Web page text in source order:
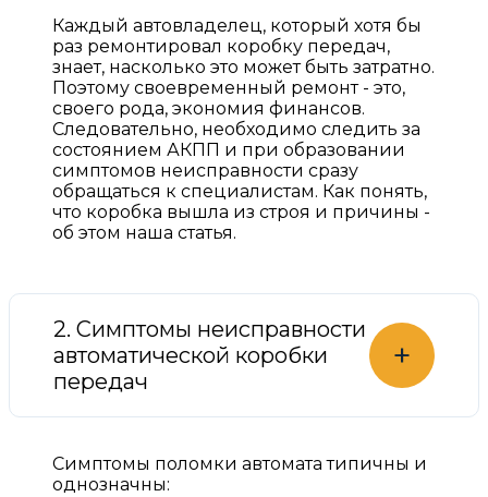
Каждый автовладелец, который хотя бы
раз ремонтировал коробку передач,
знает, насколько это может быть затратно.
Поэтому своевременный ремонт - это,
своего рода, экономия финансов.
Следовательно, необходимо следить за
состоянием АКПП и при образовании
симптомов неисправности сразу
обращаться к специалистам. Как понять,
что коробка вышла из строя и причины -
об этом наша статья.
2. Симптомы неисправности
автоматической коробки
передач
+
Симптомы поломки автомата типичны и
однозначны: